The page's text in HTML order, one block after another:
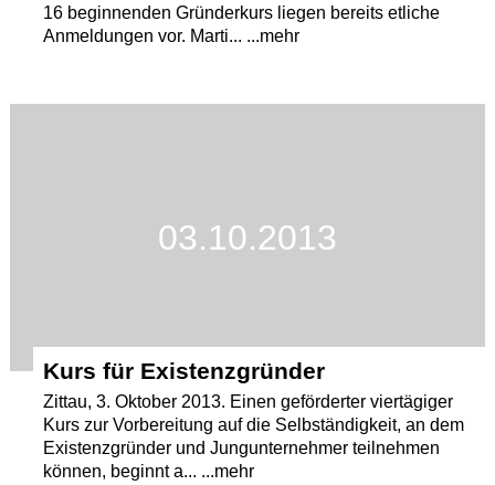
16 beginnenden Gründerkurs liegen bereits etliche
Anmeldungen vor. Marti... ...mehr
03.10.2013
Kurs für Existenzgründer
Zittau, 3. Oktober 2013. Einen geförderter viertägiger
Kurs zur Vorbereitung auf die Selbständigkeit, an dem
Existenzgründer und Jungunternehmer teilnehmen
können, beginnt a... ...mehr